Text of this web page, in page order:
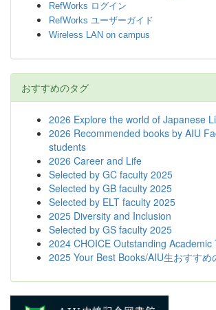
RefWorks ログイン
RefWorks ユーザーガイド
Wireless LAN on campus
おすすめのタグ
2026 Explore the world of Japanese
2026 Recommended books by AIU
students
2026 Career and Life
Selected by GC faculty 2025
Selected by GB faculty 2025
Selected by ELT faculty 2025
2025 Diversity and Inclusion
Selected by GS faculty 2025
2024 CHOICE Outstanding Academic
2025 Your Best Books/AIU生おすすめ